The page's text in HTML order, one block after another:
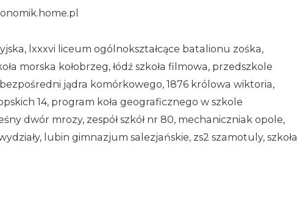
lxxxvi liceum ogólnokształcące batalionu zośka,
morska kołobrzeg, łódź szkoła filmowa, przedszkole
bezpośredni jądra komórkowego, 1876 królowa wiktoria,
14, program koła geograficznego w szkole
dwór mrozy, zespół szkół nr 80, mechaniczniak opole,
lubin gimnazjum salezjańskie, zs2 szamotuly, szkoła